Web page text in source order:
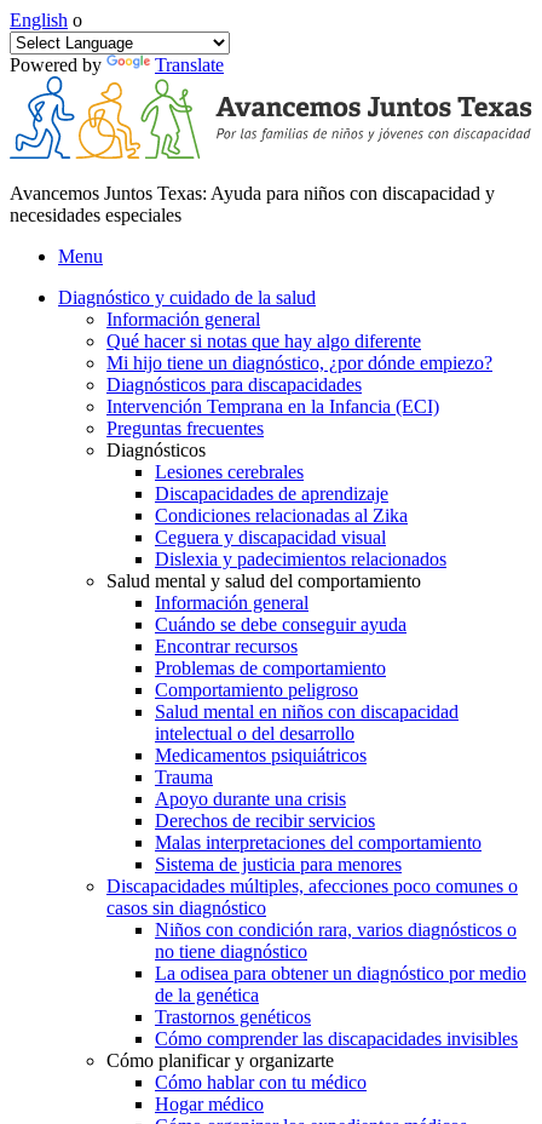
English o
Powered by Translate
Avancemos Juntos Texas: Ayuda para niños con discapacidad y
necesidades especiales
Menu
Diagnóstico y cuidado de la salud
Información general
Qué hacer si notas que hay algo diferente
Mi hijo tiene un diagnóstico, ¿por dónde empiezo?
Diagnósticos para discapacidades
Intervención Temprana en la Infancia (ECI)
Preguntas frecuentes
Diagnósticos
Lesiones cerebrales
Discapacidades de aprendizaje
Condiciones relacionadas al Zika
Ceguera y discapacidad visual
Dislexia y padecimientos relacionados
Salud mental y salud del comportamiento
Información general
Cuándo se debe conseguir ayuda
Encontrar recursos
Problemas de comportamiento
Comportamiento peligroso
Salud mental en niños con discapacidad
intelectual o del desarrollo
Medicamentos psiquiátricos
Trauma
Apoyo durante una crisis
Derechos de recibir servicios
Malas interpretaciones del comportamiento
Sistema de justicia para menores
Discapacidades múltiples, afecciones poco comunes o
casos sin diagnóstico
Niños con condición rara, varios diagnósticos o
no tiene diagnóstico
La odisea para obtener un diagnóstico por medio
de la genética
Trastornos genéticos
Cómo comprender las discapacidades invisibles
Cómo planificar y organizarte
Cómo hablar con tu médico
Hogar médico